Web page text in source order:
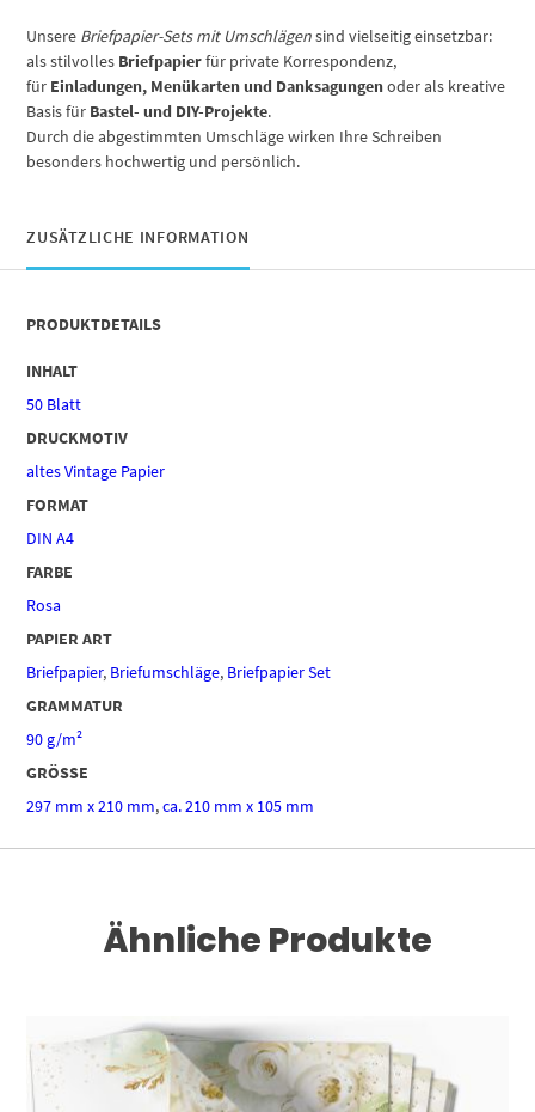
Unsere Briefpapier-Sets mit Umschlägensind vielseitig einsetzbar:
als stilvolles Briefpapierfür private Korrespondenz,
für Einladungen, Menükarten und Danksagungenoder als kreative
Basis für Bastel- und DIY-Projekte.
Durch die abgestimmten Umschläge wirken Ihre Schreiben
besonders hochwertig und persönlich.
ZUSÄTZLICHE INFORMATION
PRODUKTDETAILS
INHALT
50 Blatt
DRUCKMOTIV
altes Vintage Papier
FORMAT
DIN A4
FARBE
Rosa
PAPIER ART
Briefpapier, Briefumschläge, Briefpapier Set
GRAMMATUR
90 g/m²
GRÖSSE
297 mm x 210 mm,ca. 210 mm x 105 mm
Ähnliche Produkte